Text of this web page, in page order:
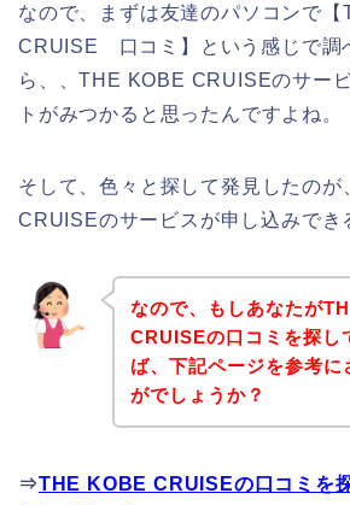
なので、まずは友達のパソコンで【
CRUISE 口コミ】という感じで調
ら、、THE KOBE CRUISEのサー
トがみつかると思ったんですよね。
そして、色々と探して発見したの
CRUISEのサービスが申し込みでき
なので、もしあなたが
CRUISEの口コミを探し
ば、下記ページを参考に
がでしょうか？
⇒THE KOBE CRUISEの口コミを